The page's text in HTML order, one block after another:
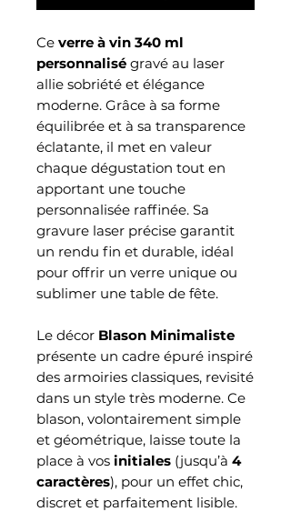
Ce verre à vin 340 ml
personnalisé gravé au laser
allie sobriété et élégance
moderne. Grâce à sa forme
équilibrée et à sa transparence
éclatante, il met en valeur
chaque dégustation tout en
apportant une touche
personnalisée raffinée. Sa
gravure laser précise garantit
un rendu fin et durable, idéal
pour offrir un verre unique ou
sublimer une table de fête.
Le décor Blason Minimaliste
présente un cadre épuré inspiré
des armoiries classiques, revisité
dans un style très moderne. Ce
blason, volontairement simple
et géométrique, laisse toute la
place à vos initiales (jusqu’à 4
caractères), pour un effet chic,
discret et parfaitement lisible.